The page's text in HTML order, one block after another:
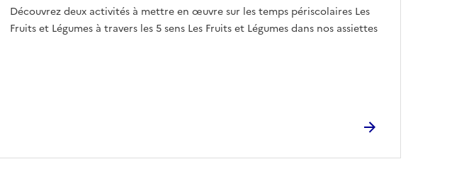
Découvrez deux activités à mettre en œuvre sur les temps périscolaires Les
Fruits et Légumes à travers les 5 sens Les Fruits et Légumes dans nos assiettes